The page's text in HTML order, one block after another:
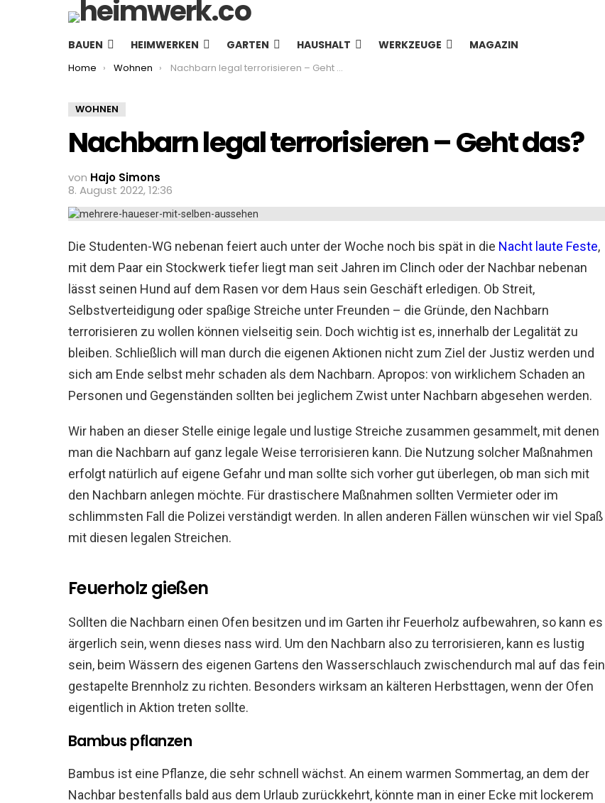
BAUEN HEIMWERKEN GARTEN HAUSHALT WERKZEUGE MAGAZIN
You are here:
Home Wohnen Nachbarn legal terrorisieren – Geht das?
WOHNEN
Nachbarn legal terrorisieren – Geht das?
von Hajo Simons
8. August 2022, 12:36
Die Studenten-WG nebenan feiert auch unter der Woche noch bis spät in die Nacht laute Feste,
mit dem Paar ein Stockwerk tiefer liegt man seit Jahren im Clinch oder der Nachbar nebenan
lässt seinen Hund auf dem Rasen vor dem Haus sein Geschäft erledigen. Ob Streit,
Selbstverteidigung oder spaßige Streiche unter Freunden – die Gründe, den Nachbarn
terrorisieren zu wollen können vielseitig sein. Doch wichtig ist es, innerhalb der Legalität zu
bleiben. Schließlich will man durch die eigenen Aktionen nicht zum Ziel der Justiz werden und
sich am Ende selbst mehr schaden als dem Nachbarn. Apropos: von wirklichem Schaden an
Personen und Gegenständen sollten bei jeglichem Zwist unter Nachbarn abgesehen werden.
Wir haben an dieser Stelle einige legale und lustige Streiche zusammen gesammelt, mit denen
man die Nachbarn auf ganz legale Weise terrorisieren kann. Die Nutzung solcher Maßnahmen
erfolgt natürlich auf eigene Gefahr und man sollte sich vorher gut überlegen, ob man sich mit
den Nachbarn anlegen möchte. Für drastischere Maßnahmen sollten Vermieter oder im
schlimmsten Fall die Polizei verständigt werden. In allen anderen Fällen wünschen wir viel Spaß
mit diesen legalen Streichen.
Feuerholz gießen
Sollten die Nachbarn einen Ofen besitzen und im Garten ihr Feuerholz aufbewahren, so kann es
ärgerlich sein, wenn dieses nass wird. Um den Nachbarn also zu terrorisieren, kann es lustig
sein, beim Wässern des eigenen Gartens den Wasserschlauch zwischendurch mal auf das fein
gestapelte Brennholz zu richten. Besonders wirksam an kälteren Herbsttagen, wenn der Ofen
eigentlich in Aktion treten sollte.
Bambus pflanzen
Bambus ist eine Pflanze, die sehr schnell wächst. An einem warmen Sommertag, an dem der
Nachbar bestenfalls bald aus dem Urlaub zurückkehrt, könnte man in einer Ecke mit lockerem